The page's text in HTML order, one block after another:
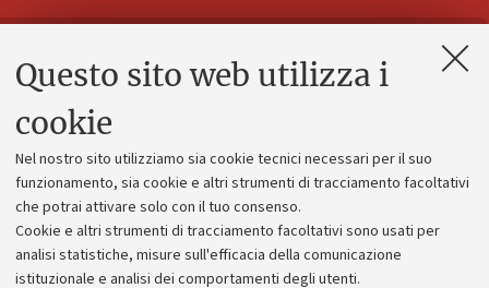
Questo sito web utilizza i
cookie
Nel nostro sito utilizziamo sia cookie tecnici necessari per il suo
funzionamento, sia cookie e altri strumenti di tracciamento facoltativi
che potrai attivare solo con il tuo consenso.
Cookie e altri strumenti di tracciamento facoltativi sono usati per
analisi statistiche, misure sull'efficacia della comunicazione
istituzionale e analisi dei comportamenti degli utenti.
Contatti e PEC
Alumni community
Piano strategico
Bilanci